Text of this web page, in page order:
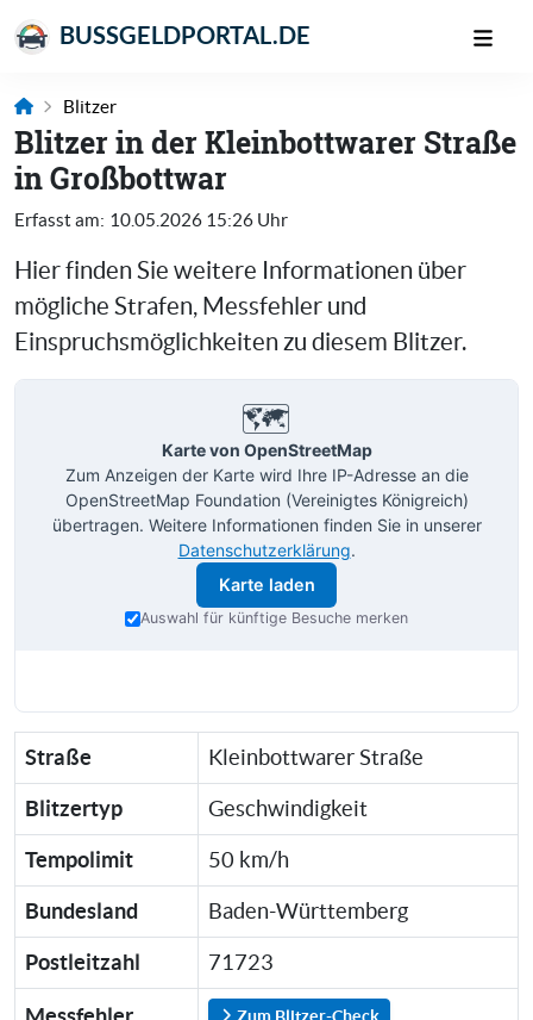
BUSSGELDPORTAL.DE
Blitzer
Blitzer in der Kleinbottwarer Straße
in Großbottwar
Erfasst am: 10.05.2026 15:26 Uhr
Hier finden Sie weitere Informationen über
mögliche Strafen, Messfehler und
Einspruchsmöglichkeiten zu diesem Blitzer.
🗺️
Karte von OpenStreetMap
Zum Anzeigen der Karte wird Ihre IP-Adresse an die
OpenStreetMap Foundation (Vereinigtes Königreich)
übertragen. Weitere Informationen finden Sie in unserer
Datenschutzerklärung.
Karte laden
Auswahl für künftige Besuche merken
Straße Kleinbottwarer Straße
Blitzertyp Geschwindigkeit
Tempolimit 50 km/h
Bundesland Baden-Württemberg
Postleitzahl 71723